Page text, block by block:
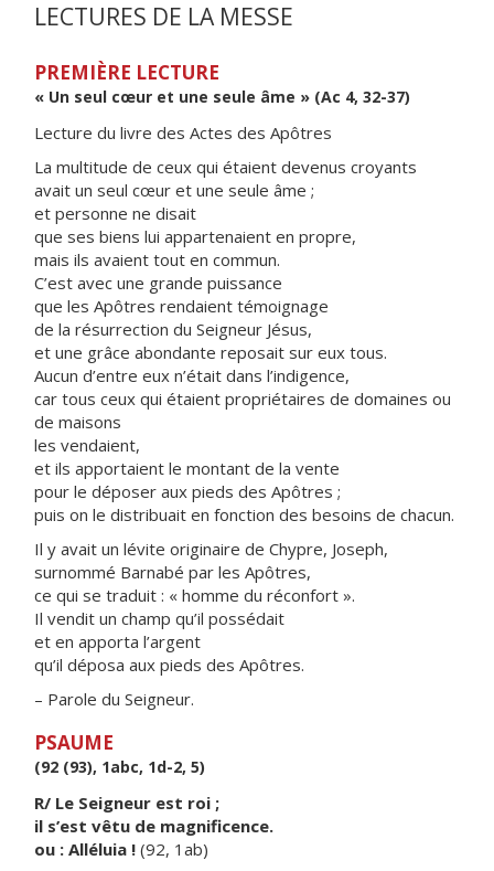
LECTURES DE LA MESSE
PREMIÈRE LECTURE
« Un seul cœur et une seule âme » (Ac 4, 32-37)
Lecture du livre des Actes des Apôtres
La multitude de ceux qui étaient devenus croyants
avait un seul cœur et une seule âme ;
et personne ne disait
que ses biens lui appartenaient en propre,
mais ils avaient tout en commun.
C’est avec une grande puissance
que les Apôtres rendaient témoignage
de la résurrection du Seigneur Jésus,
et une grâce abondante reposait sur eux tous.
Aucun d’entre eux n’était dans l’indigence,
car tous ceux qui étaient propriétaires de domaines ou
de maisons
les vendaient,
et ils apportaient le montant de la vente
pour le déposer aux pieds des Apôtres ;
puis on le distribuait en fonction des besoins de chacun.
Il y avait un lévite originaire de Chypre, Joseph,
surnommé Barnabé par les Apôtres,
ce qui se traduit : « homme du réconfort ».
Il vendit un champ qu’il possédait
et en apporta l’argent
qu’il déposa aux pieds des Apôtres.
– Parole du Seigneur.
PSAUME
(92 (93), 1abc, 1d-2, 5)
R/ Le Seigneur est roi ;
il s’est vêtu de magnificence.
ou : Alléluia ! (92, 1ab)